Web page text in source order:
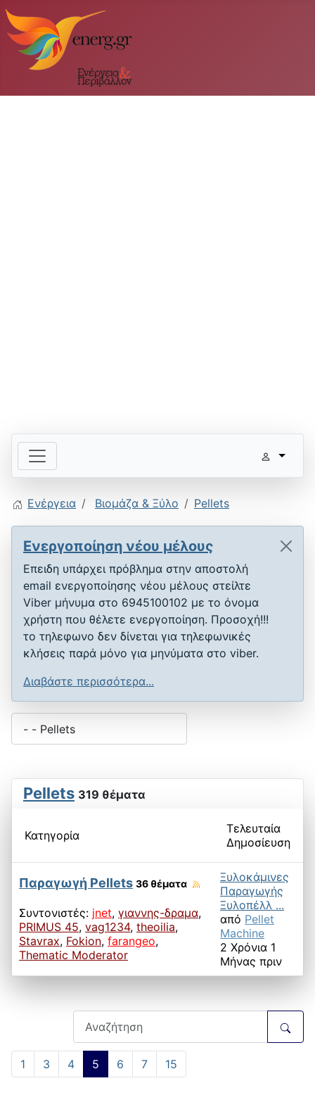
Ενέργεια Βιομάζα & Ξύλο Pellets
Ενεργοποίηση νέου μέλους
Επειδη υπάρχει πρόβλημα στην αποστολή
email ενεργοποίησης νέου μέλους στείλτε
Viber μήνυμα στο 6945100102 με το όνομα
χρήστη που θέλετε ενεργοποίηση. Προσοχή!!!
το τηλεφωνο δεν δίνεται για τηλεφωνικές
κλήσεις παρά μόνο για μηνύματα στο viber.
Διαβάστε περισσότερα...
Pellets 319 θέματα
Κατηγορία
Τελευταία
Δημοσίευση
Παραγωγή Pellets 36 θέματα
Συντονιστές: jnet, γιαννης-δραμα,
PRIMUS 45, vag1234, theoilia,
Stavrax, Fokion, farangeo,
Thematic Moderator
Ξυλοκάμινες
Παραγωγής
Ξυλοπέλλ ...
από Pellet
Machine
2 Χρόνια 1
Μήνας πριν
1 3 4 5 6 7 15